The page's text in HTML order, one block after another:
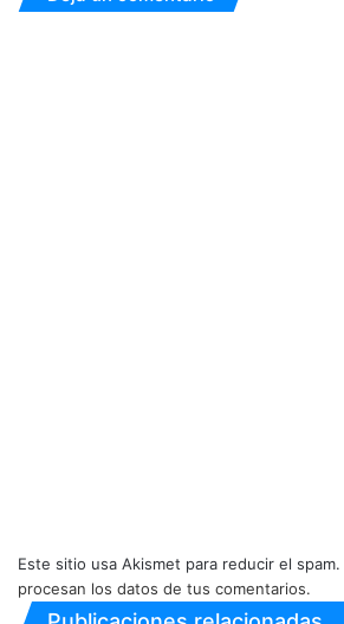
Este sitio usa Akismet para reducir el spam.
procesan los datos de tus comentarios.